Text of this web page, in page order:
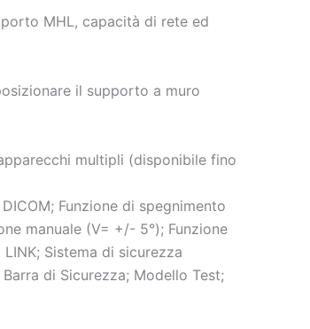
MHL, capacità di rete ed
il supporto a muro
multipli (disponibile fino
DICOM; Funzione di spegnimento
manuale (V= +/- 5°); Funzione
Sistema di sicurezza
di Sicurezza; Modello Test;